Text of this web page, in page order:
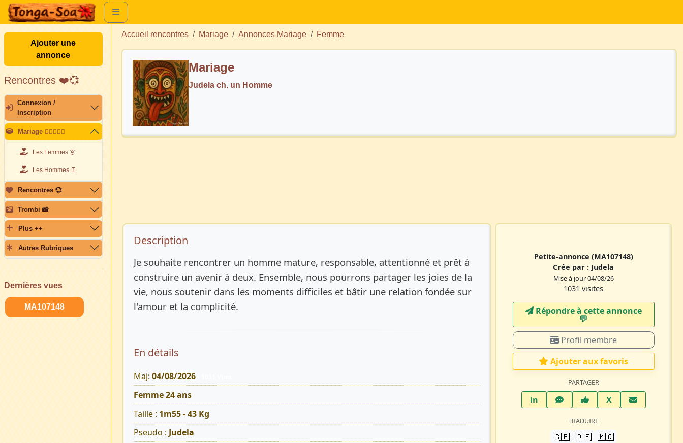
Ajouter une
annonce
Rencontres ❤️💞
Connexion /
Inscription
Mariage 👩🏽‍❤️‍👨🏽
Les Femmes 👗
Les Hommes 👖
Rencontres 💞
Trombi 📸
Plus ++
Autres Rubriques
Dernières vues
MA107148
Accueil rencontres Mariage Annonces Mariage Femme
Mariage
Judela ch. un Homme
Description de l’annonce
Description
Je souhaite rencontrer un homme mature, responsable, attentionné et prêt à
construire un avenir à deux. Ensemble, nous pourrons partager les joies de la
vie, nous soutenir dans les moments difficiles et bâtir une relation fondée sur
l'amour et la complicité.
En détails
Maj: 04/08/2026
Femme 24 ans
Taille : 1m55 - 43 Kg
Pseudo : Judela
Petite-annonce (MA107148)
Crée par : Judela
Mise à jour 04/08/26
1031 visites
Répondre à cette annonce
💬​
Profil membre
Ajouter aux favoris
PARTAGER
inLinkedInWhatsAppFacebook
XTwitter X
TRADUIRE
🇬🇧 🇩🇪 🇲🇬